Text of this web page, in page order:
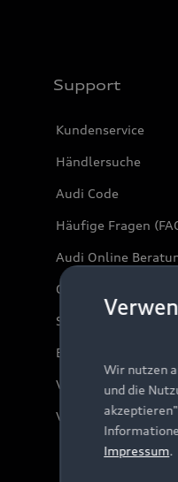
Support
Kundenservice
Händlersuche
Audi Code
Häufige Fragen
Audi Online
Online-
Servicekontakt
Bordbuch &
Verträge kündigen
Vertrag widerrufen
Wir nutzen
und die
Impressum.